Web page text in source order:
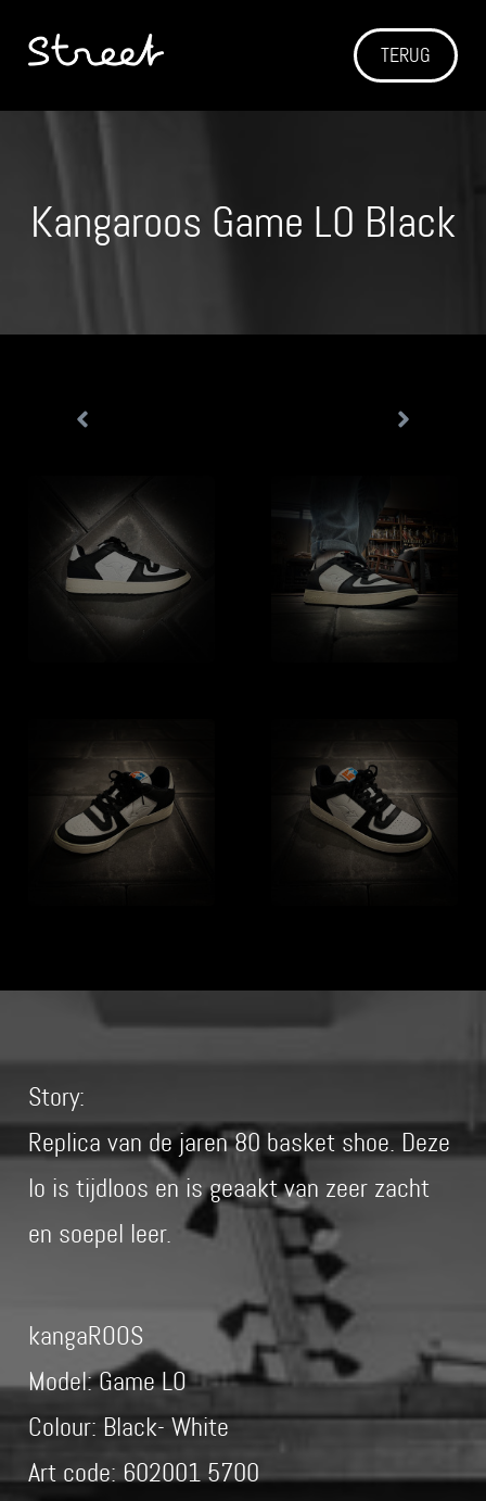
TERUG
Kangaroos Game LO Black
Story:
Replica van de jaren 80 basket shoe. Deze
lo is tijdloos en is geaakt van zeer zacht
en soepel leer.
kangaROOS
Model: Game LO
Colour: Black- White
Art code: 602001 5700